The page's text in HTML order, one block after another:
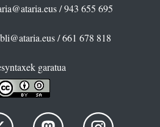
/ 943 655 695
/ 661 678 818
garatua